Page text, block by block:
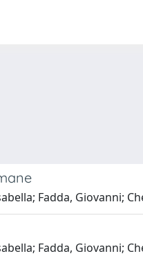
Fadda, Giovanni;
Fadda, Giovanni;